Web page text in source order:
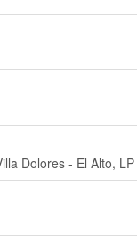
Dolores - El Alto, LP